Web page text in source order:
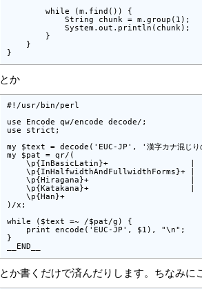
        while (m.find()) {
            String chunk = m.group(1);
            System.out.println(chunk);
        }
    }
}
とか
#!/usr/bin/perl
use Encode qw/encode decode/;
use strict;
my $text = decode('EUC-JP', '漢字カナ混じり
my $pat = qr/(
    \p{InBasicLatin}+                 |
    \p{InHalfwidthAndFullwidthForms}+ |
    \p{Hiragana}+                     |
    \p{Katakana}+                     |
    \p{Han}+
)/x;
while ($text =~ /$pat/g) {
    print encode('EUC-JP', $1), "\n";
}
__END__
とか書くだけで済んだりします。ちなみに